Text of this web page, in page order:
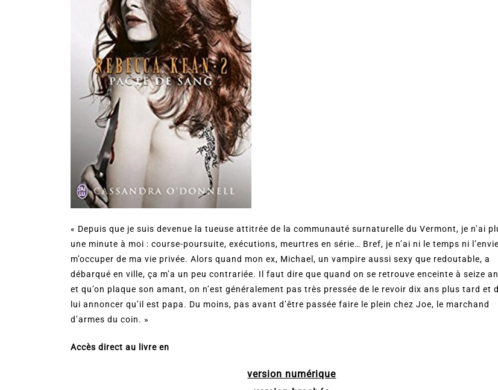
« Depuis que je suis devenue la tueuse attitrée de la communauté surnaturelle du Vermont, je n’ai
une minute à moi : course-poursuite, exécutions, meurtres en série… Bref, je n’ai ni le temps ni
m’occuper de ma vie privée. Alors quand mon ex, Michael, un vampire aussi sexy que redoutable, a
débarqué en ville, ça m’a un peu contrariée. Il faut dire que quand on se retrouve enceinte à seize
et qu’on plaque son amant, on n’est généralement pas très pressée de le revoir dix ans plus tard et
lui annoncer qu’il est papa. Du moins, pas avant d’être passée faire le plein chez Joe, le marchand
d’armes du coin. »
Accès direct au livre en
version numérique